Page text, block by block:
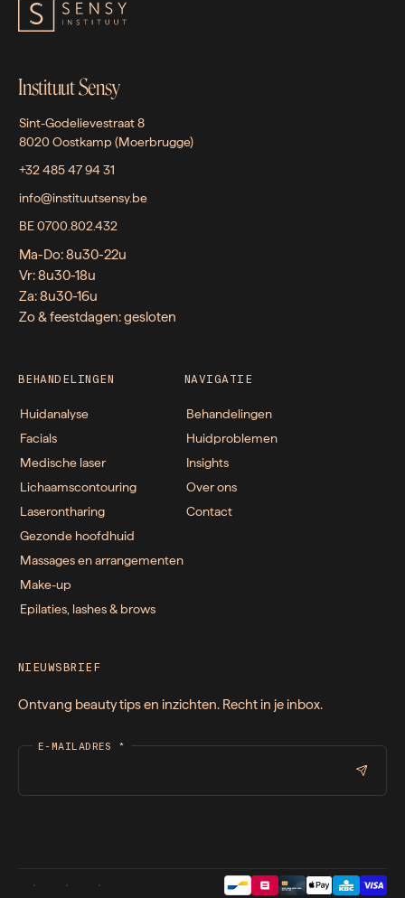
Instituut Sensy
Sint-Godelievestraat 8
8020 Oostkamp (Moerbrugge)
+32 485 47 94 31
info@instituutsensy.be
BE 0700.802.432
Ma-Do: 8u30-22u
Vr: 8u30-18u
Za: 8u30-16u
Zo & feestdagen: gesloten
BEHANDELINGEN
Huidanalyse
Facials
Medische laser
Lichaamscontouring
Laserontharing
Gezonde hoofdhuid
Massages en arrangementen
Make-up
Epilaties, lashes & brows
NAVIGATIE
Behandelingen
Huidproblemen
Insights
Over ons
Contact
NIEUWSBRIEF
Ontvang beauty tips en inzichten. Recht in je inbox.
E-MAILADRES *